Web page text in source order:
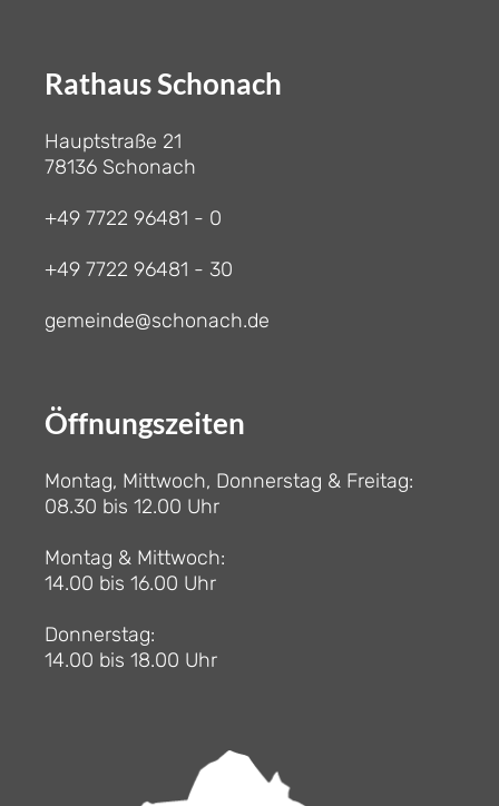
Rathaus Schonach
Hauptstraße 21
78136 Schonach
+49 7722 96481 - 0
+49 7722 96481 - 30
gemeinde@schonach.de
Öffnungszeiten
Montag, Mittwoch, Donnerstag & Freitag:
08.30 bis 12.00 Uhr
Montag & Mittwoch:
14.00 bis 16.00 Uhr
Donnerstag:
14.00 bis 18.00 Uhr